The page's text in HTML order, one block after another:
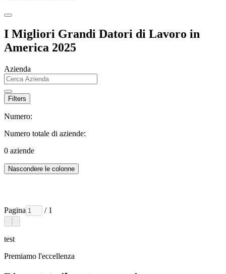
I Migliori Grandi Datori di Lavoro in
America 2025
Azienda
Filters
Numero:
Numero totale di aziende:
0 aziende
Nascondere le colonne
Pagina / 1
test
Premiamo l'eccellenza